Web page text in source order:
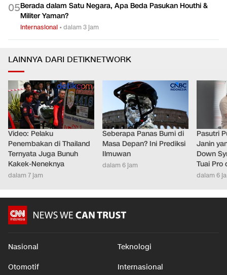
05Berada dalam Satu Negara, Apa Beda Pasukan Houthi &
Militer Yaman?
Internasional •dalam 3 jam
LAINNYA DARI DETIKNETWORK
Video: Pelaku
Penembakan di Thailand
Ternyata Juga Bunuh
Kakek-Neneknya
dalam 7 jam
Seberapa Panas Bumi di
Masa Depan? Ini Prediksi
Ilmuwan
dalam 6 jam
Pasutri
Janin
Down
Tuai Pro
dalam 6
Nasional Teknologi
Otomotif Internasional